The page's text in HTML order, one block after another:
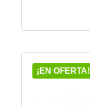
¡EN OFERTA!